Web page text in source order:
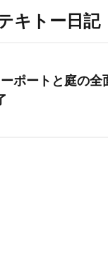
キトー日記
ポートと庭の全